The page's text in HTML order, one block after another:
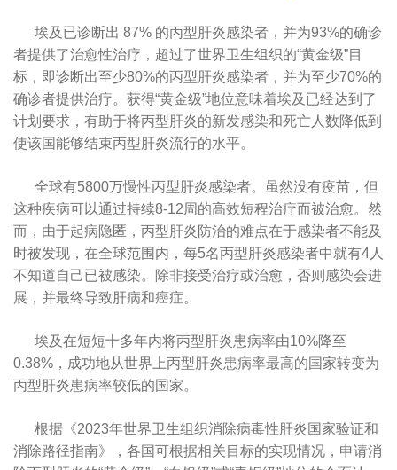
埃及已诊断出 87% 的丙型肝炎感染者，并为93%的确诊
者提供了治愈性治疗，超过了世界卫生组织的“黄金级”目
标，即诊断出至少80%的丙型肝炎感染者，并为至少70%的
确诊者提供治疗。获得“黄金级”地位意味着埃及已经达到了
计划要求，有助于将丙型肝炎的新发感染和死亡人数降低到
使该国能够结束丙型肝炎流行的水平。
全球有5800万慢性丙型肝炎感染者。虽然没有疫苗，但
这种疾病可以通过持续8-12周的高效短程治疗而被治愈。然
而，由于起病隐匿，丙型肝炎防治的难点在于感染者不能及
时被发现，在全球范围内，每5名丙型肝炎感染者中就有4人
不知道自己已被感染。除非接受治疗或治愈，否则感染会进
展，并最终导致肝病和癌症。
埃及在短短十多年内将丙型肝炎患病率由10%降至
0.38%，成功地从世界上丙型肝炎患病率最高的国家转变为
丙型肝炎患病率较低的国家。
根据《2023年世界卫生组织消除病毒性肝炎国家验证和
消除路径指南》，各国可根据相关目标的实现情况，申请消